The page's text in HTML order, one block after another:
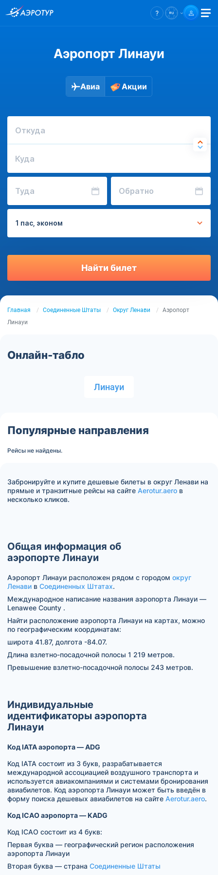
Аэропорт Линауи
Авиа Акции
Откуда
Куда
Туда Обратно
1 пас, эконом
Найти билет
Главная Соединенные Штаты Округ Ленави
Аэропорт
Линауи
Онлайн-табло
Линауи
Популярные направления
Рейсы не найдены.
Забронируйте и купите дешевые билеты в округ Ленави на
прямые и транзитные рейсы на сайте Aerotur.aero в
несколько кликов.
Общая информация об
аэропорте Линауи
Аэропорт Линауи расположен рядом с городом округ
Ленави в Соединенных Штатах.
Международное написание названия аэропорта Линауи —
Lenawee County .
Найти расположение аэропорта Линауи на картах, можно
по географическим координатам:
широта 41.87, долгота -84.07.
Длина взлетно-посадочной полосы 1 219 метров.
Превышение взлетно-посадочной полосы 243 метров.
Индивидуальные
идентификаторы аэропорта
Линауи
Код IATA аэропорта — ADG
Код IATA состоит из 3 букв, разрабатывается
международной ассоциацией воздушного транспорта и
используется авиакомпаниями и системами бронирования
авиабилетов. Код аэропорта Линауи может быть введён в
форму поиска дешевых авиабилетов на сайте Aerotur.aero.
Код ICAO аэропорта — KADG
Код ICAO состоит из 4 букв:
Первая буква — географический регион расположения
аэропорта Линауи
Вторая буква — страна Соединенные Штаты